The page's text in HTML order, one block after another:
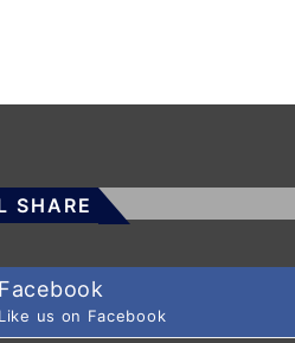
SHARE
Facebook
Like us on Facebook